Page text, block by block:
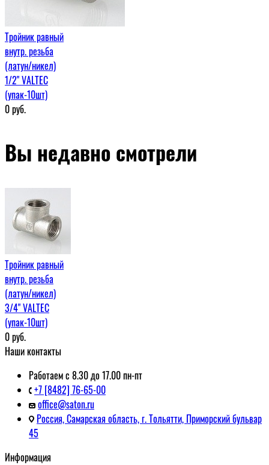
Тройник равный
внутр. резьба
(латун/никел)
1/2" VALTEC
(упак-10шт)
0руб.
Вы недавно смотрели
Тройник равный
внутр. резьба
(латун/никел)
3/4" VALTEC
(упак-10шт)
0руб.
Наши контакты
Работаем с 8.30 до 17.00 пн-пт
+7 [8482] 76-65-00
office@saton.ru
Россия, Самарская область, г. Тольятти, Приморский бульвар
45
Информация